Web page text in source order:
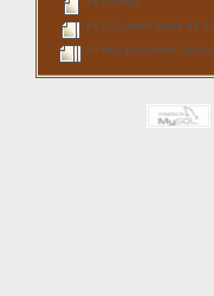
Fil populaire (plus de
Fil très populaire (plus